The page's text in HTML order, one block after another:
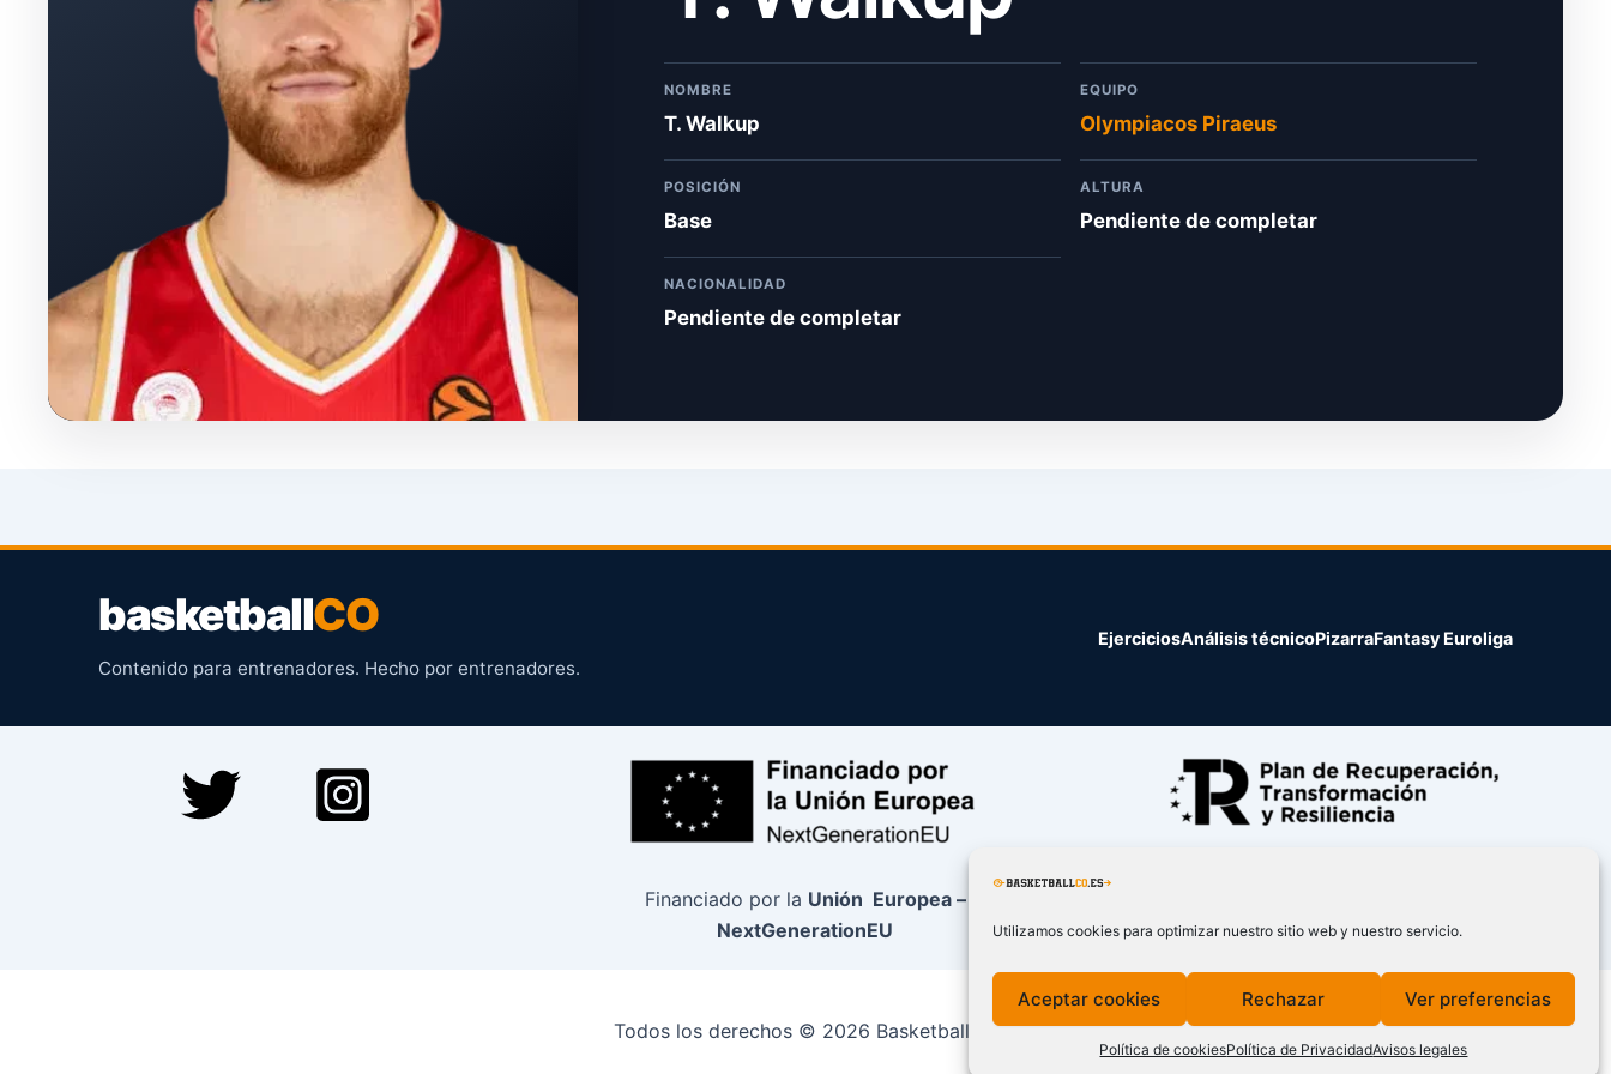
Utilizamos cookies para optimizar nuestro sitio web y nuestro servicio.
Aceptar cookies Rechazar Ver preferencias
Política de cookiesPolítica de PrivacidadAvisos legales
NOMBRE
T. Walkup
EQUIPO
Olympiacos Piraeus
POSICIÓN
Base
ALTURA
Pendiente de completar
NACIONALIDAD
Pendiente de completar
basketballCO
Contenido para entrenadores. Hecho por entrenadores.
EjerciciosAnálisis técnicoPizarraFantasy Euroliga
Financiado por la Unión Europea –
NextGenerationEU
Todos los derechos © 2026 BasketballCO